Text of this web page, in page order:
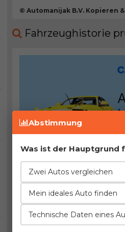
© Automanijak B.V. Kopieren
Fahrzeughistorie
Motor
Abstimmung
Was ist der Hauptgrund
Zwei Autos vergleichen
Mein ideales Auto finden
Technische Daten eines